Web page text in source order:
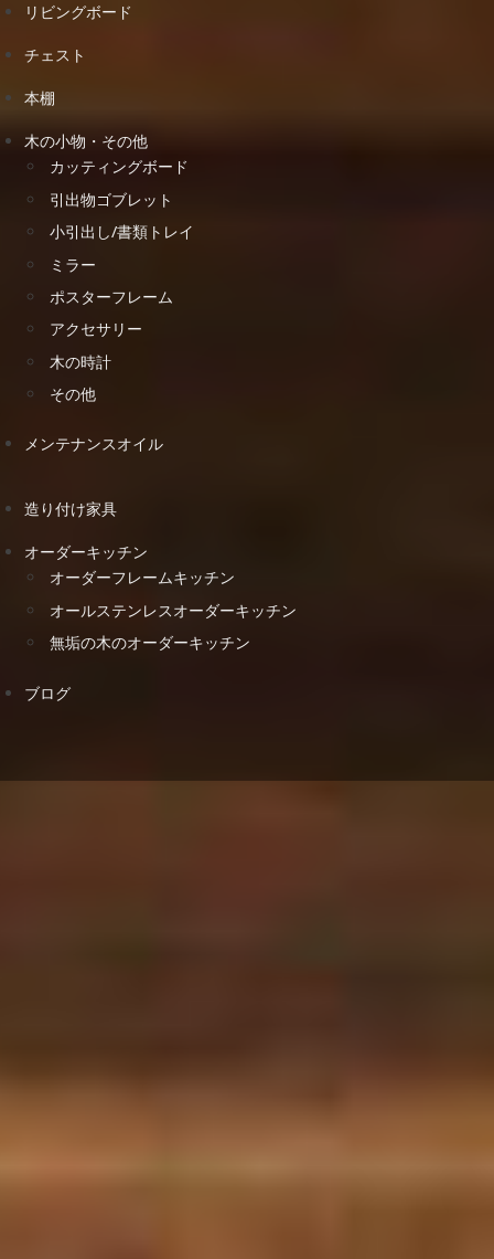
リビングボード
チェスト
本棚
木の小物・その他
カッティングボード
引出物ゴブレット
小引出し/書類トレイ
ミラー
ポスターフレーム
アクセサリー
木の時計
その他
メンテナンスオイル
造り付け家具
オーダーキッチン
オーダーフレームキッチン
オールステンレスオーダーキッチン
無垢の木のオーダーキッチン
ブログ